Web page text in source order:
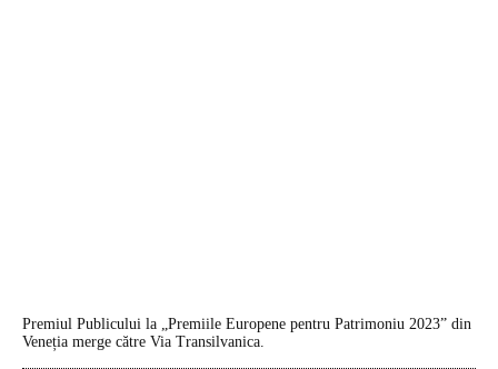
Premiul Publicului la „Premiile Europene pentru Patrimoniu 2023” din
Veneția merge către Via Transilvanica.